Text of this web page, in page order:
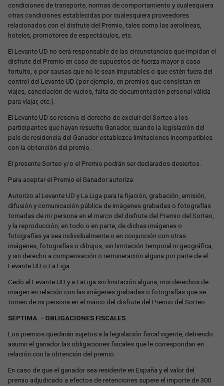
condiciones de transporte, normas de comportamiento y cualesquiera
otras condiciones establecidas por cualesquiera proveedores
relacionados con el disfrute del Premio, tales como las aerolíneas,
hoteles, promotores de espectáculos, etc.
El Levante UD no será responsable de las circunstancias que impidan el
disfrute del Premio en caso de supuestos de fuerza mayor o caso
fortuito, o por causas que no le sean imputables o que estén fuera del
control del Levante UD (por ejemplo, en premios que consistan en
viajes, cancelación de vuelos, falta de documentación personal válida
para viajar, etc.).
El Levante UD se reserva el derecho de excluir del Sorteo a los
participantes que hayan resuelto Ganador, cuando la legislación del
país de residencia del Ganador establezca limitaciones incompatibles
con la obtención del premio.
El presente Sorteo y/o el Premio podrán ser declarados desiertos.
Para aceptar el Premio el Ganador autoriza:
Autorizo al Levante UD y La Liga para la fijación, grabación, emisión,
difusión y comunicación pública de imágenes grabadas o fotografías
tomadas de mi persona en el marco del disfrute del Premio del Sorteo,
y la reproducción, en todo o en parte, de dichas imágenes o
fotografías ya sea individualmente o en conjunción con otras
imágenes, fotografías o dibujos, sin limitación temporal ni geográfica,
y sin derecho a compensación o remuneración alguna por parte de el
Levante UD o La Liga.
Cedo al Levante UD y a LaLiga sin limitación alguna, mis derechos de
imagen en relación con las imágenes grabadas o fotografías que se
tomen de mi persona en el marco del disfrute del Premio del Sorteo.
SÉPTIMA. - OBLIGACIONES FISCALES
Los premios quedarán sujetos a la legislación fiscal vigente, debiendo
asumir el ganador las obligaciones fiscales que le correspondan en
relación con la obtención del premio.
En caso de que el ganador sea residente en España y el valor del
premio adjudicado a efectos de retenciones supere el importe de 300